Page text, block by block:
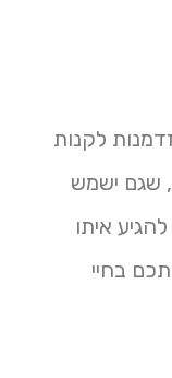
לקנות
שגם ישמש
איתו
בחיי